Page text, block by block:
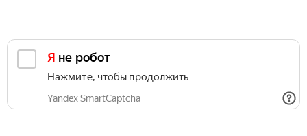
Я не робот
Нажмите, чтобы продолжить
Yandex SmartCaptcha